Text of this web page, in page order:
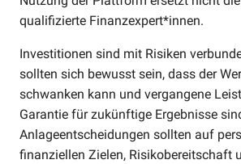
qualifizierte Finanzexpert*innen.
Investitionen sind mit Risiken
sollten sich bewusst sein, dass der
schwanken kann und vergangene
Garantie für zukünftige Ergebnisse
Anlageentscheidungen sollten auf
finanziellen Zielen, Risikobereitschaft